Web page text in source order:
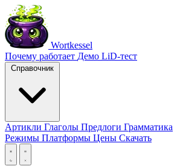
Wortkessel
Почему работает Демо LiD-тест
Справочник
Артикли Глаголы Предлоги Грамматика
Режимы Платформы Цены Скачать